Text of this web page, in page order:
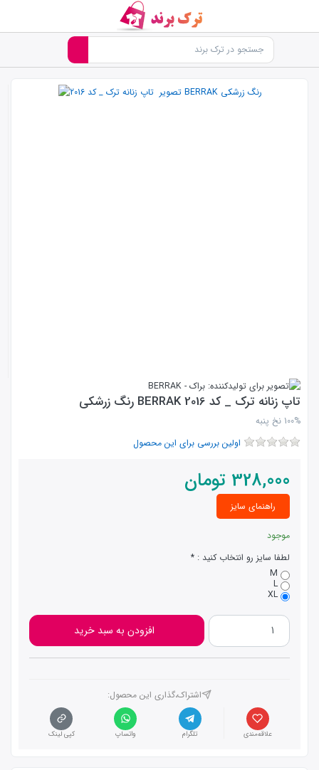
تاپ زنانه ترک _ کد 2016 BERRAK رنگ زرشکی
100% نخ پنبه
اولین بررسی برای این محصول
328,000 تومان
راهنمای سایز
موجود
لطفا سایز رو انتخاب کنید :
M
L
XL
افزودن به سبد خرید
اشتراک،گذاری این محصول‌:
علاقه‌مندی تلگرام واتساپ کپی لینک